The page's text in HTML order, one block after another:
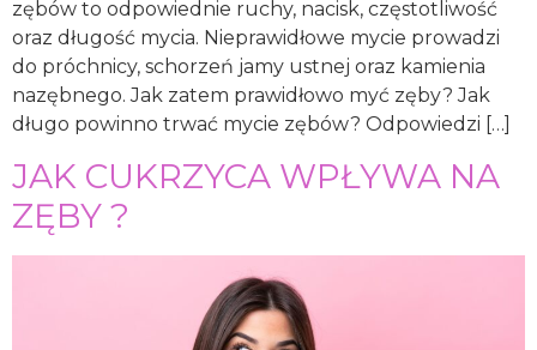
zębów to odpowiednie ruchy, nacisk, częstotliwość
oraz długość mycia. Nieprawidłowe mycie prowadzi
do próchnicy, schorzeń jamy ustnej oraz kamienia
nazębnego. Jak zatem prawidłowo myć zęby? Jak
długo powinno trwać mycie zębów? Odpowiedzi […]
JAK CUKRZYCA WPŁYWA NA
ZĘBY ?